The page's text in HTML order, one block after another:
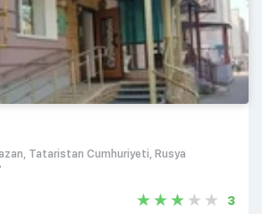
Tataristan Cumhuriyeti, Rusya
3